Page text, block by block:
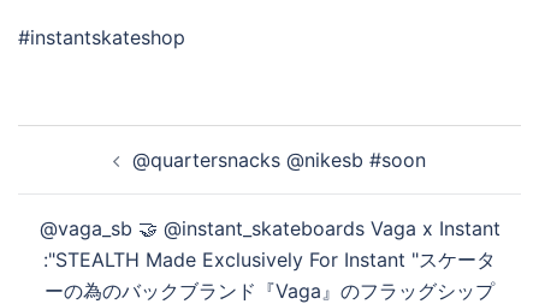
#instantskateshop
ビ
ゲ
@quartersnacks @nikesb #soon
@vaga_sb 🤝 @instant_skateboards Vaga x Instant
:"STEALTH Made Exclusively For Instant "スケータ
ーの為のバックブランド『Vaga』のフラッグシップ